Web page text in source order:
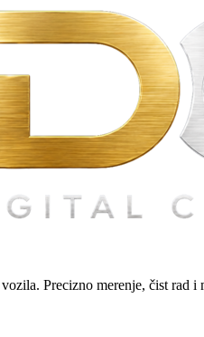
Precizno merenje, čist rad i